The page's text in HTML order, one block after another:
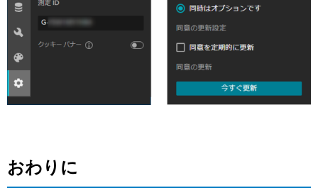
おわりに